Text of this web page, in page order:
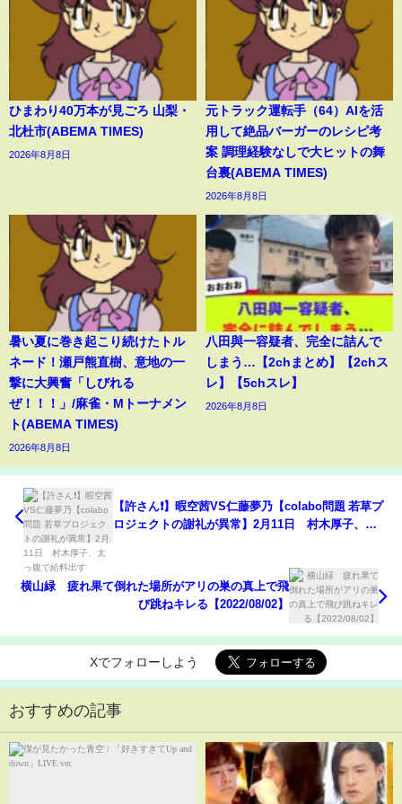
ひまわり40万本が見ごろ 山梨・
北杜市(ABEMA TIMES)
2026年8月8日
元トラック運転手（64）AIを活
用して絶品バーガーのレシピ考
案 調理経験なしで大ヒットの舞
台裏(ABEMA TIMES)
2026年8月8日
暑い夏に巻き起こり続けたトル
ネード！瀬戸熊直樹、意地の一
撃に大興奮「しびれる
ぜ！！！」/麻雀・Mトーナメン
ト(ABEMA TIMES)
2026年8月8日
八田與一容疑者、完全に詰んで
しまう…【2chまとめ】【2chス
レ】【5chスレ】
2026年8月8日
【許さん❗️】暇空茜VS仁藤夢乃【colabo問題 若草プ
ロジェクトの謝礼が異常】2月11日 村木厚子、太
横山緑 疲れ果て倒れた場所がアリの巣の真上で飛
び跳ねキレる【2022/08/02】
Xでフォローしよう
おすすめの記事